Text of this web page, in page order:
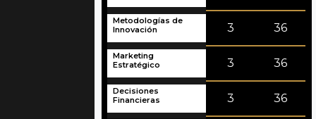
Metodologías de
Innovación
3 36
Marketing
Estratégico
3 36
Decisiones
Financieras
3 36